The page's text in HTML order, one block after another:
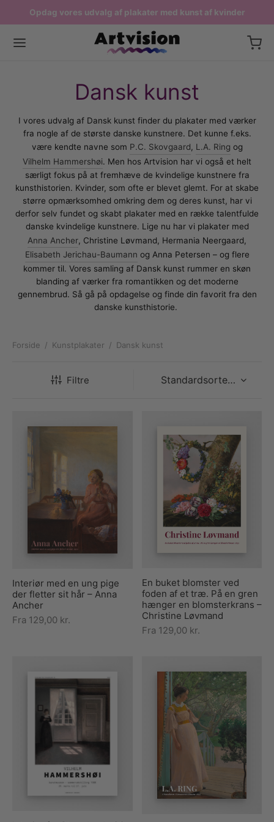
Opdag vores udvalg af plakater med kunst af kvinder
Fri fragt ved køb over 599,-
Dansk kunst
I vores udvalg af Dansk kunst finder du plakater med værker
fra nogle af de største danske kunstnere. Det kunne f.eks.
være kendte navne som P.C. Skovgaard, L.A. Ring og
Vilhelm Hammershøi. Men hos Artvision har vi også et helt
særligt fokus på at fremhæve de kvindelige kunstnere fra
kunsthistorien. Kvinder, som ofte er blevet glemt. For at skabe
større opmærksomhed omkring dem og deres kunst, har vi
derfor selv fundet og skabt plakater med en række talentfulde
danske kvindelige kunstnere. Lige nu har vi plakater med
Anna Ancher, Christine Løvmand, Hermania Neergaard,
Elisabeth Jerichau-Baumann og Anna Petersen – og flere
kommer til. Vores samling af Dansk kunst rummer en skøn
blanding af værker fra romantikken og det moderne
gennembrud. Så gå på opdagelse og finde din favorit fra den
danske kunsthistorie.
Forside / Kunstplakater / Dansk kunst
Filtre
Interiør med en ung pige
der fletter sit hår – Anna
Ancher
Fra 129,00 kr.
En buket blomster ved
foden af et træ. På en gren
hænger en blomsterkrans –
Christine Løvmand
Fra 129,00 kr.
med Danmark
plakater
kunstnere
kunst
kunst
kunst
til stuen
til køkkenet
til soveværelset
til børneværelset
til badeværelset
til sommerhuset
Dag plakater
plakater
af kvinder
plakater